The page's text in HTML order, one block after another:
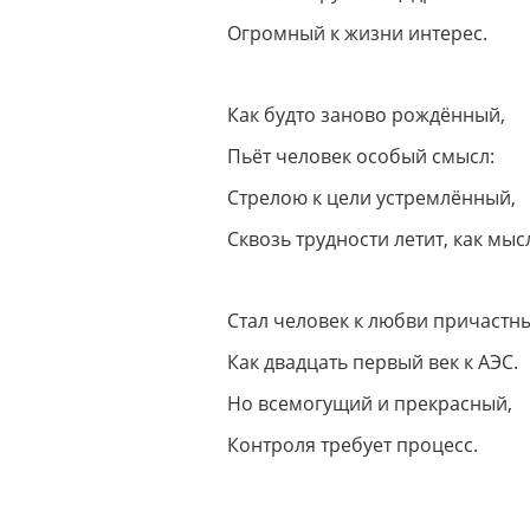
Огромный к жизни интерес.
Как будто заново рождённый,
Пьёт человек особый смысл:
Стрелою к цели устремлённый,
Сквозь трудности летит, как
Стал человек к любви
Как двадцать первый век к АЭС.
Но всемогущий и прекрасный,
Контроля требует процесс.